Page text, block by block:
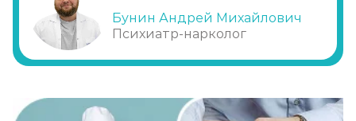
Диагностика алкоголизма
от 1 000 ₽ Записаться
Лечение похмелья
Бунин Андрей Михайлович
Психиатр-нарколог